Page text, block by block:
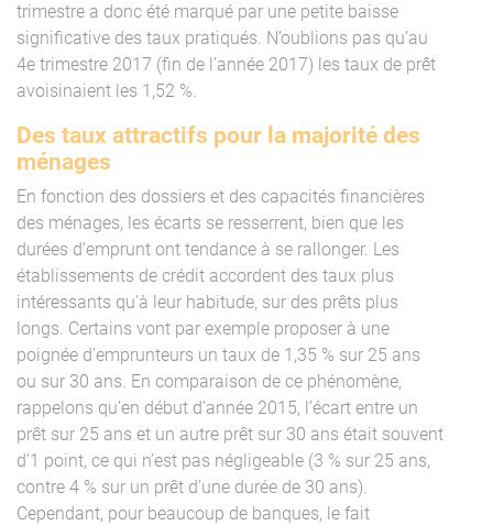
trimestre a donc été marqué par une petite baisse
significative des taux pratiqués. N’oublions pas qu’au
4e trimestre 2017 (fin de l’année 2017) les taux de prêt
avoisinaient les 1,52 %.
Des taux attractifs pour la majorité des
ménages
En fonction des dossiers et des capacités financières
des ménages, les écarts se resserrent, bien que les
durées d’emprunt ont tendance à se rallonger. Les
établissements de crédit accordent des taux plus
intéressants qu’à leur habitude, sur des prêts plus
longs. Certains vont par exemple proposer à une
poignée d'emprunteurs un taux de 1,35 % sur 25 ans
ou sur 30 ans. En comparaison de ce phénomène,
rappelons qu’en début d’année 2015, l’écart entre un
prêt sur 25 ans et un autre prêt sur 30 ans était souvent
d’1 point, ce qui n’est pas négligeable (3 % sur 25 ans,
contre 4 % sur un prêt d'une durée de 30 ans).
Cependant, pour beaucoup de banques, le fait